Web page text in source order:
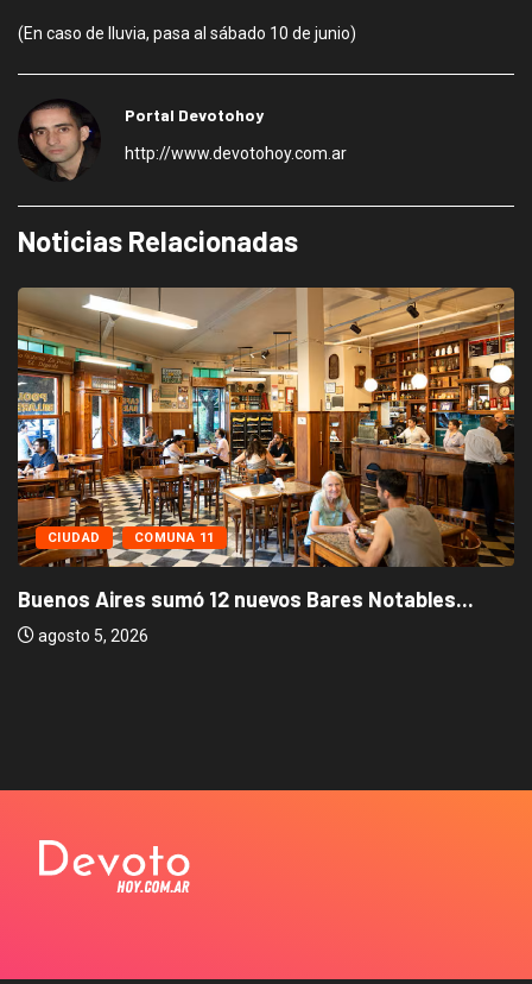
(En caso de lluvia, pasa al sábado 10 de junio)
Portal Devotohoy
http://www.devotohoy.com.ar
Noticias Relacionadas
CIUDAD COMUNA 11
Buenos Aires sumó 12 nuevos Bares Notables...
agosto 5, 2026